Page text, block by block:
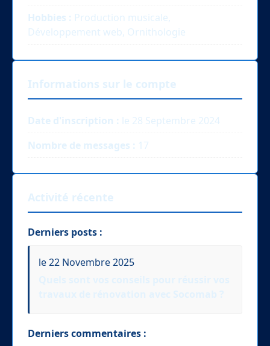
Hobbies : Production musicale,
Développement web, Ornithologie
Informations sur le compte
Date d'inscription : le 28 Septembre 2024
Nombre de messages : 17
Activité récente
Derniers posts :
le 22 Novembre 2025
Derniers commentaires :